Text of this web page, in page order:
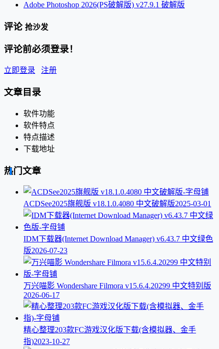
Adobe Photoshop 2026(PS破解版) v27.9.1 破解版
评论 抢沙发
评论前必须登录！
立即登录 注册
文章目录
软件功能
软件特点
特点描述
下载地址
热门文章
ACDSee2025旗舰版 v18.1.0.4080 中文破解版2025-03-01
IDM下载器(Internet Download Manager) v6.43.7 中文绿色
版2026-07-23
万兴喵影 Wondershare Filmora v15.6.4.20299 中文特别版
2026-06-17
精心整理203款FC游戏汉化版下载(含模拟器、金手
指)2023-10-27